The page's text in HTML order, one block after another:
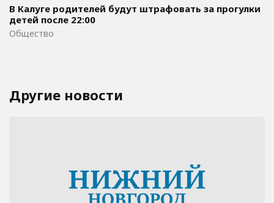
В Калуге родителей будут штрафовать за прогулки
детей после 22:00
Общество
Другие новости